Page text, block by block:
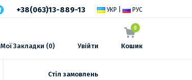
+38(063)13-889-13 УКР РУС
Мої Закладки (0) Увійти
0
Кошик
Стіл замовлень